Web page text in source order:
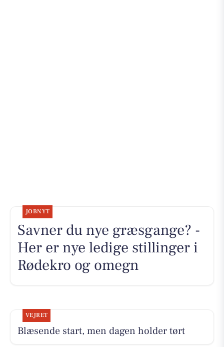
JOBNYT
Savner du nye græsgange? -
Her er nye ledige stillinger i
Rødekro og omegn
VEJRET
Blæsende start, men dagen holder tørt